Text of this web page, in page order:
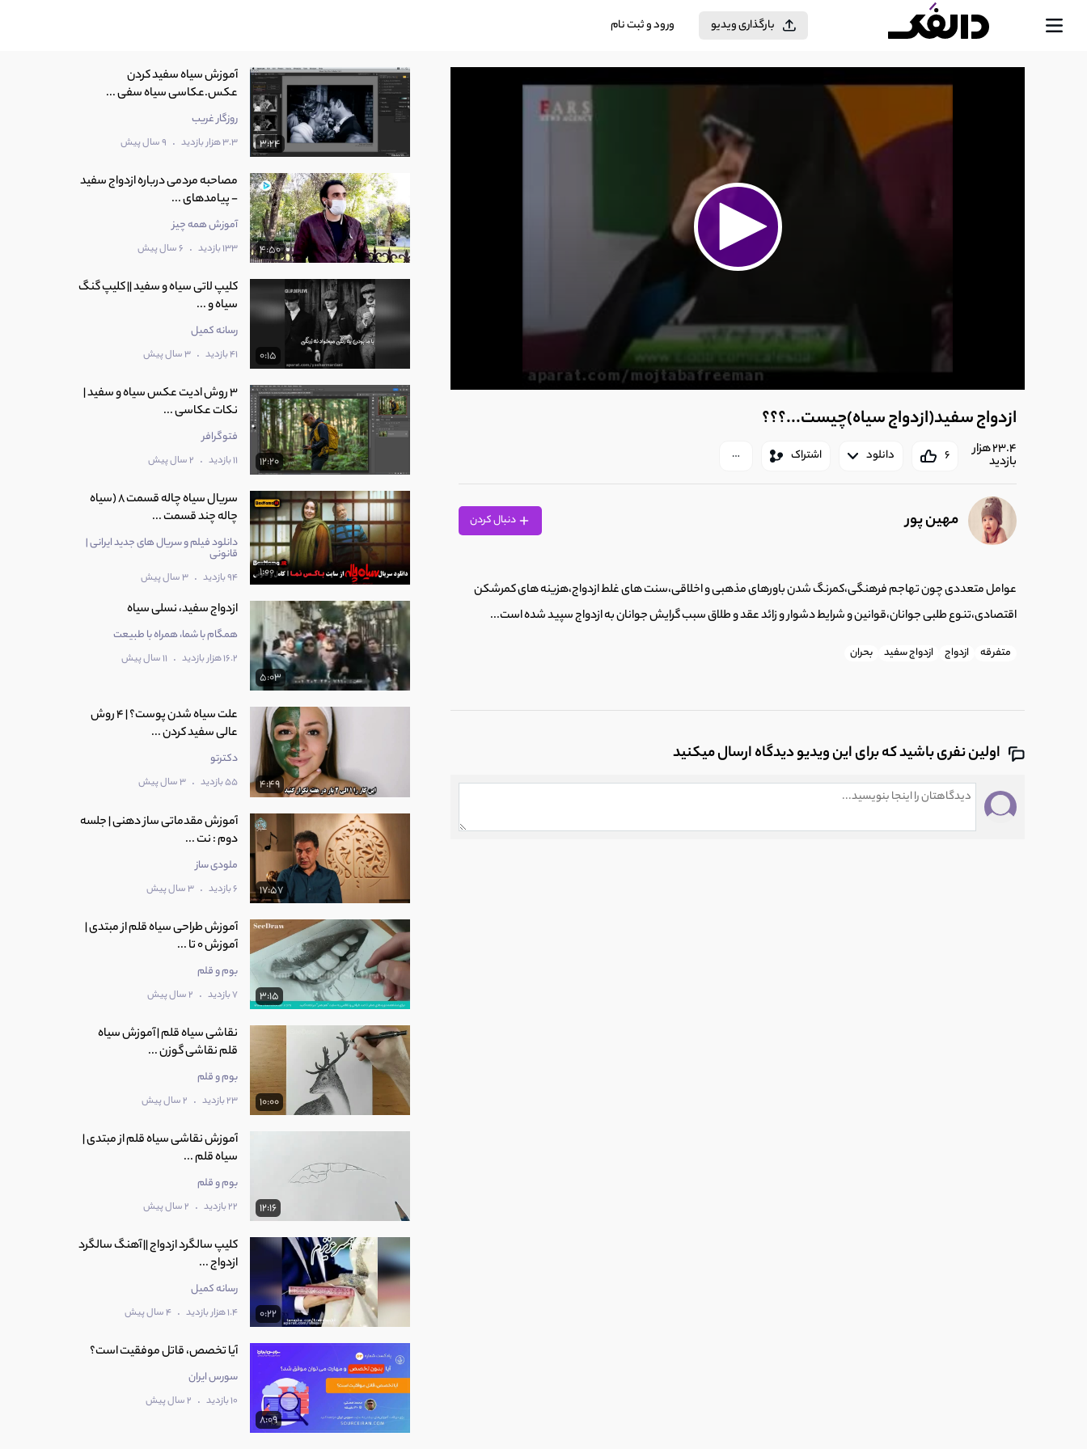
بارگذاری ویدیو ورود و ثبت نام
0
ازدواج سفید(ازدواج سیاه)چیست...؟؟؟
6 دانلود اشتراک 23.4 هزار
بازدید
مهین پور دنبال کردن
عوامل متعددی چون تهاجم فرهنگی،کمرنگ شدن باورهای مذهبی و اخلاقی،سنت های غلط ازدواج،هزینه های کمرشکن
اقتصادی،تنوع طلبی جوانان،قوانین و شرایط دشوار و زائد عقد و طلاق سبب گرایش جوانان به ازدواج سپید شده است...
متفرقه ازدواج ازدواج سفید بحران
اولین نفری باشید که برای این ویدیو دیدگاه ارسال میکنید
3:24
‫آموزش سیاه سفید کردن
عکس.عکاسی سیاه سفی ...
روزگار غریب
3.3 هزار بازدید . 9 سال پیش
4:50
مصاحبه مردمی درباره ازدواج سفید
- پیامدهای ...
آموزش همه چیز
133 بازدید . 6 سال پیش
0:15
کلیپ لاتی سیاه و سفید || کلیپ گنگ
سیاه و ...
رسانه کمیل
41 بازدید . 3 سال پیش
12:20
3 روش ادیت عکس سیاه و سفید |
نکات عکاسی ...
فتوگرافر
11 بازدید . 2 سال پیش
1:00
سریال سیاه چاله قسمت 8 (سیاه
چاله چند قسمت ...
دانلود فیلم و سریال های جدید ایرانی |
قانونی
94 بازدید . 3 سال پیش
5:03
ازدواج سفید، نسلی سیاه
همگام با شما، همراه با طبیعت
16.2 هزار بازدید . 11 سال پیش
4:49
علت سیاه شدن پوست؟ | 4 روش
عالی سفید کردن ...
دکترتو
55 بازدید . 3 سال پیش
17:57
آموزش مقدماتی ساز دهنی | جلسه‌
دوم : نت ...
ملودی ساز
6 بازدید . 3 سال پیش
3:15
آموزش طراحی سیاه قلم از مبتدی |
آموزش 0 تا ...
بوم و قلم
7 بازدید . 2 سال پیش
10:00
نقاشی سیاه قلم | آموزش سیاه
قلم نقاشی گوزن ...
بوم و قلم
23 بازدید . 2 سال پیش
12:16
آموزش نقاشی سیاه قلم از مبتدی |
سیاه قلم ...
بوم و قلم
22 بازدید . 2 سال پیش
0:22
کلیپ سالگرد ازدواج || آهنگ سالگرد
ازدواج ...
رسانه کمیل
1.4 هزار بازدید . 4 سال پیش
8:09
آیا تخصص، قاتل موفقیت است؟
سورس ایران
10 بازدید . 2 سال پیش